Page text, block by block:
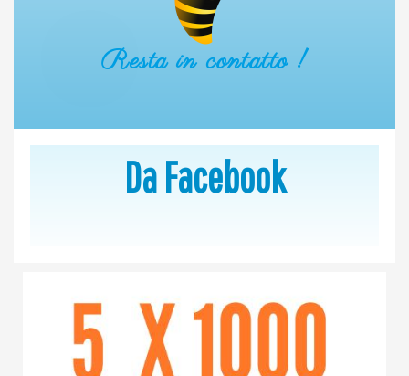
Resta in contatto !
Da Facebook